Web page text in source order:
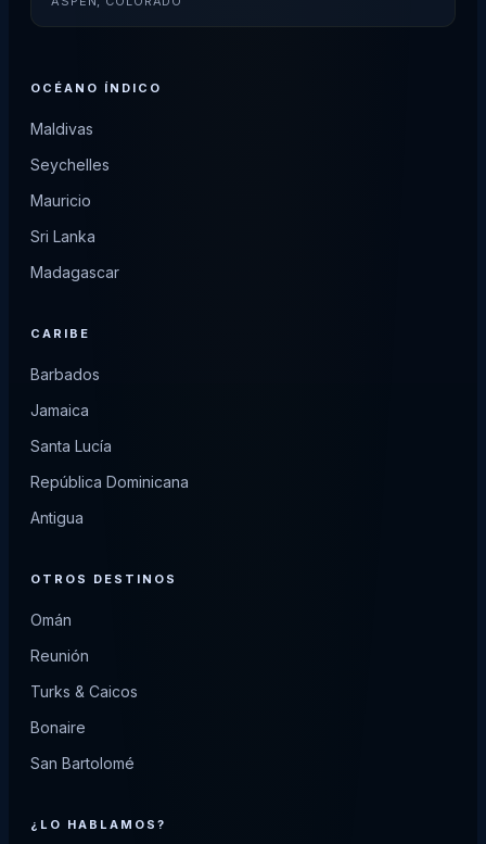
OCÉANO ÍNDICO
Maldivas
Seychelles
Mauricio
Sri Lanka
Madagascar
CARIBE
Barbados
Jamaica
Santa Lucía
República Dominicana
Antigua
OTROS DESTINOS
Omán
Reunión
Turks & Caicos
Bonaire
San Bartolomé
¿LO HABLAMOS?